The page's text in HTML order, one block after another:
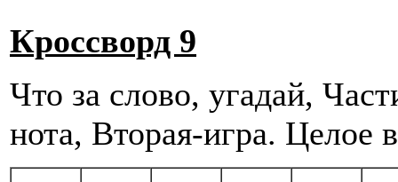
Кроссворд 9
Что за слово, угадай,
нота, Вторая-игра. Целое